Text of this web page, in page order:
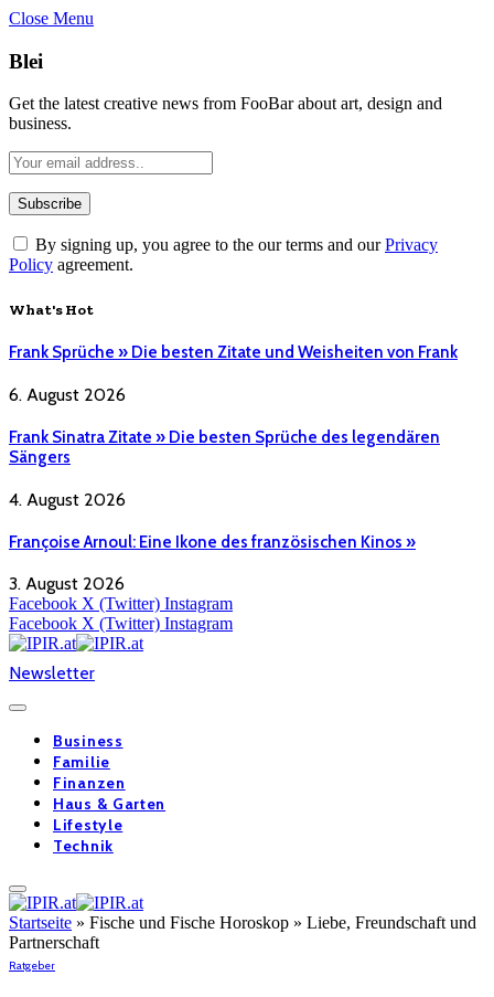
Close Menu
Blei
Get the latest creative news from FooBar about art, design and
business.
By signing up, you agree to the our terms and ourPrivacy
Policy agreement.
What's Hot
Frank Sprüche » Die besten Zitate und Weisheiten von Frank
6. August 2026
Frank Sinatra Zitate » Die besten Sprüche des legendären
Sängers
4. August 2026
Françoise Arnoul: Eine Ikone des französischen Kinos »
3. August 2026
Facebook X (Twitter) Instagram
Facebook X (Twitter) Instagram
Newsletter
Business
Familie
Finanzen
Haus & Garten
Lifestyle
Technik
Startseite » Fische und Fische Horoskop » Liebe, Freundschaft und
Partnerschaft
Ratgeber